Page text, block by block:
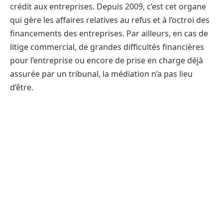
crédit aux entreprises. Depuis 2009, c’est cet organe
qui gère les affaires relatives au refus et à l’octroi des
financements des entreprises. Par ailleurs, en cas de
litige commercial, de grandes difficultés financières
pour l’entreprise ou encore de prise en charge déjà
assurée par un tribunal, la médiation n’a pas lieu
d’être.